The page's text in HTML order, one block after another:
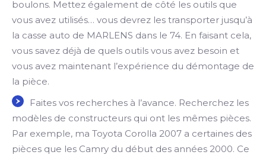
boulons. Mettez également de côté les outils que
vous avez utilisés… vous devrez les transporter jusqu’à
la casse auto de MARLENS dans le 74. En faisant cela,
vous savez déjà de quels outils vous avez besoin et
vous avez maintenant l’expérience du démontage de
la pièce.
Faites vos recherches à l’avance. Recherchez les
modèles de constructeurs qui ont les mêmes pièces.
Par exemple, ma Toyota Corolla 2007 a certaines des
pièces que les Camry du début des années 2000. Ce